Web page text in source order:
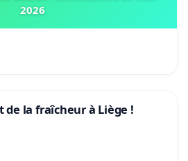
2026
de la fraîcheur à Liège !